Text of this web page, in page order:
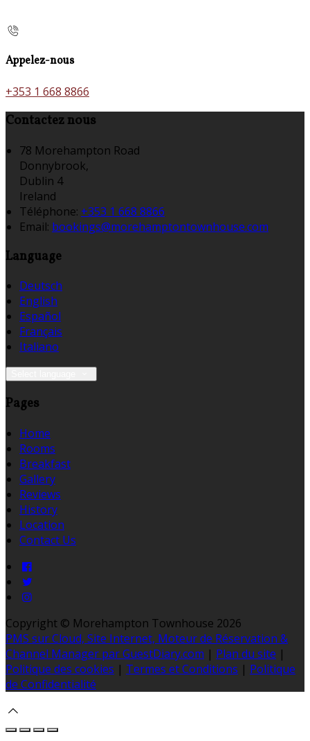
Appelez-nous
+353 1 668 8866
Contactez nous
78 Morehampton Road
Donnybrook,
Dublin 4
Ireland
Téléphone: +353 1 668 8866
Email: bookings@morehamptontownhouse.com
Language
Deutsch
English
Español
Français
Italiano
Pages
Home
Rooms
Breakfast
Gallery
Reviews
History
Location
Contact Us
Copyright © Morehampton Townhouse 2026
PMS sur Cloud, Site Internet, Moteur de Réservation &
Channel Manager par GuestDiary.com | Plan du site |
Politique des cookies | Termes et Conditions | Politique
de Confidentialité